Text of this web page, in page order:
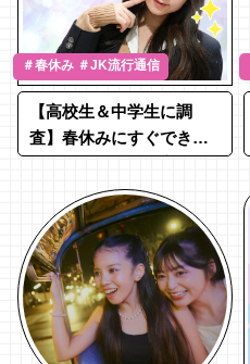
＃春休み ＃JK流行通信
【高校生＆中学生に調
査】春休みにすぐでき